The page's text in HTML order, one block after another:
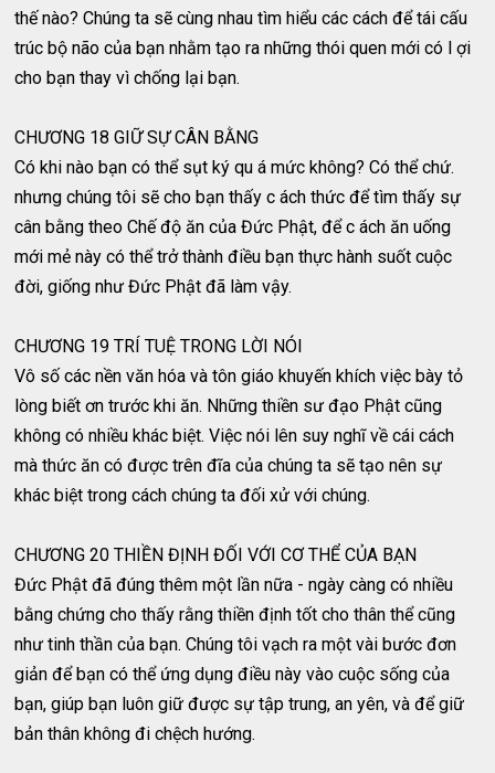
thế nào? Chúng ta sẽ cùng nhau tìm hiểu các cách để tái cấu
trúc bộ não của bạn nhằm tạo ra những thói quen mới có l ợi
cho bạn thay vì chống lại bạn.
CHƯƠNG 18 GIỮ SỰ CÂN BẰNG
Có khi nào bạn có thể sụt ký qu á mức không? Có thể chứ.
nhưng chúng tôi sẽ cho bạn thấy c ách thức để tìm thấy sự
cân bằng theo Chế độ ăn của Đức Phật, để c ách ăn uống
mới mẻ này có thể trở thành điều bạn thực hành suốt cuộc
đời, giống như Đức Phật đã làm vậy.
CHƯƠNG 19 TRÍ TUỆ TRONG LỜI NÓI
Vô số các nền văn hóa và tôn giáo khuyến khích việc bày tỏ
lòng biết ơn trước khi ăn. Những thiền sư đạo Phật cũng
không có nhiều khác biệt. Việc nói lên suy nghĩ về cái cách
mà thức ăn có được trên đĩa của chúng ta sẽ tạo nên sự
khác biệt trong cách chúng ta đối xử với chúng.
CHƯƠNG 20 THIỀN ĐỊNH ĐỐI VỚI CƠ THỂ CỦA BẠN
Đức Phật đã đúng thêm một lần nữa - ngày càng có nhiều
bằng chứng cho thấy rằng thiền định tốt cho thân thể cũng
như tinh thần của bạn. Chúng tôi vạch ra một vài bước đơn
giản để bạn có thể ứng dụng điều này vào cuộc sống của
bạn, giúp bạn luôn giữ được sự tập trung, an yên, và để giữ
bản thân không đi chệch hướng.